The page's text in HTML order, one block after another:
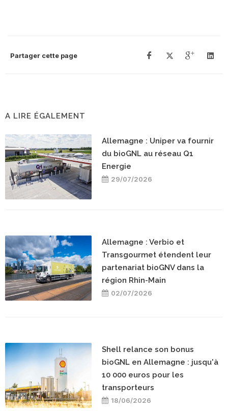
Partager cette page
A LIRE ÉGALEMENT
Allemagne : Uniper va fournir
du bioGNL au réseau Q1
Energie
29/07/2026
Allemagne : Verbio et
Transgourmet étendent leur
partenariat bioGNV dans la
région Rhin-Main
02/07/2026
Shell relance son bonus
bioGNL en Allemagne : jusqu'à
10 000 euros pour les
transporteurs
18/06/2026